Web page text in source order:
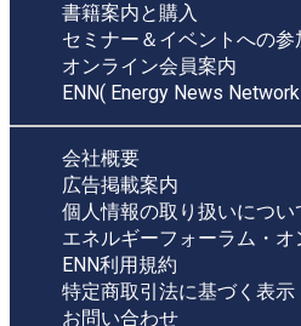
書籍案内と購入
セミナー＆イベントへの参
オンライン会員案内
ENN( Energy News
会社概要
広告掲載案内
個人情報の取り扱いについ
エネルギーフォーラム・
ENN利用規約
特定商取引法に基づく表示
お問い合わせ